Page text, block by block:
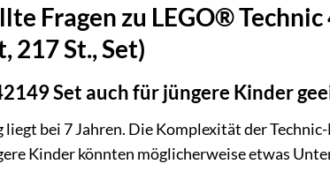
Fragen zu LEGO®
217 St., Set)
Set auch für jüngere Kinder
bei 7 Jahren. Die Komplexität der
Kinder könnten möglicherweise etwas